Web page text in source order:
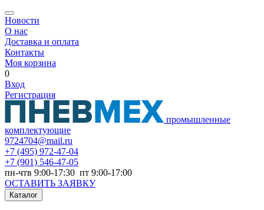
Новости
О нас
Доставка и оплата
Контакты
Моя корзина
0
Вход
Регистрация
промышленные
комплектующие
9724704@mail.ru
+7 (495) 972-47-04
+7 (901) 546-47-05
пн-чтв 9:00-17:30 пт 9:00-17:00
ОСТАВИТЬ ЗАЯВКУ
Каталог